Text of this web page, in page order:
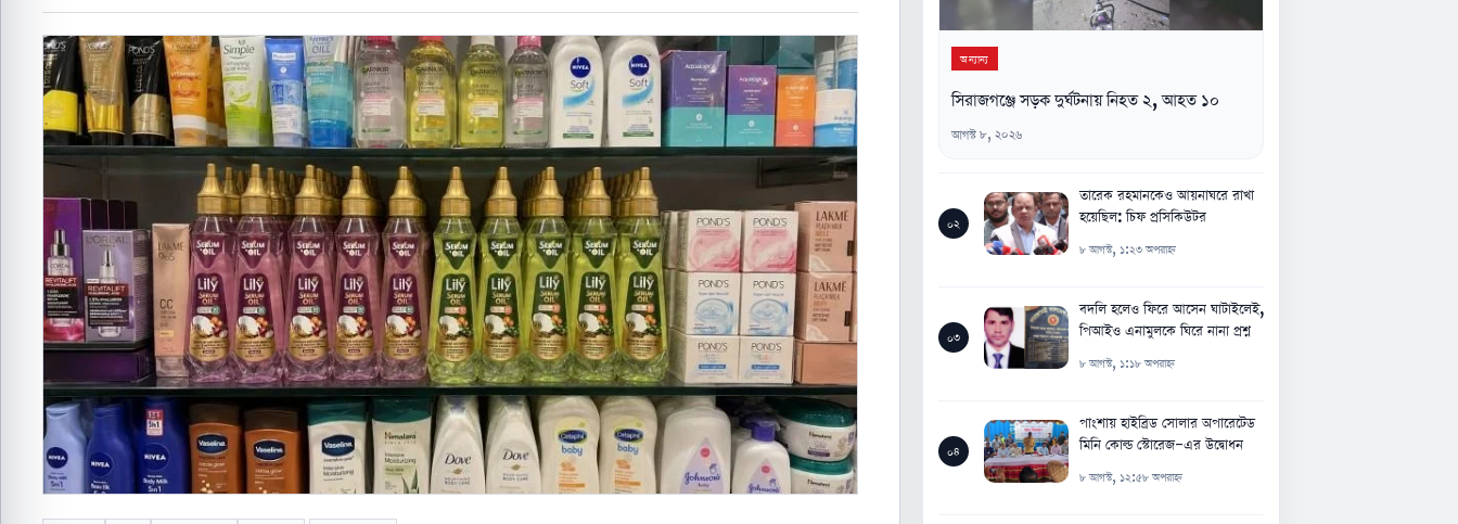
অন্যান্য
সিরাজগঞ্জে সড়ক দুর্ঘটনায় নিহত ২, আহত ১০
আগস্ট ৮, ২০২৬
০২
তারেক রহমানকেও আয়নাঘরে রাখা
হয়েছিল: চিফ প্রসিকিউটর
৮ আগস্ট, ১:২৩ অপরাহ্ন
০৩
বদলি হলেও ফিরে আসেন ঘাটাইলেই,
পিআইও এনামুলকে ঘিরে নানা প্রশ্ন
৮ আগস্ট, ১:১৮ অপরাহ্ন
০৪
পাংশায় হাইব্রিড সোলার অপারেটেড
মিনি কোল্ড স্টোরেজ-এর উদ্বোধন
৮ আগস্ট, ১২:৫৮ অপরাহ্ন